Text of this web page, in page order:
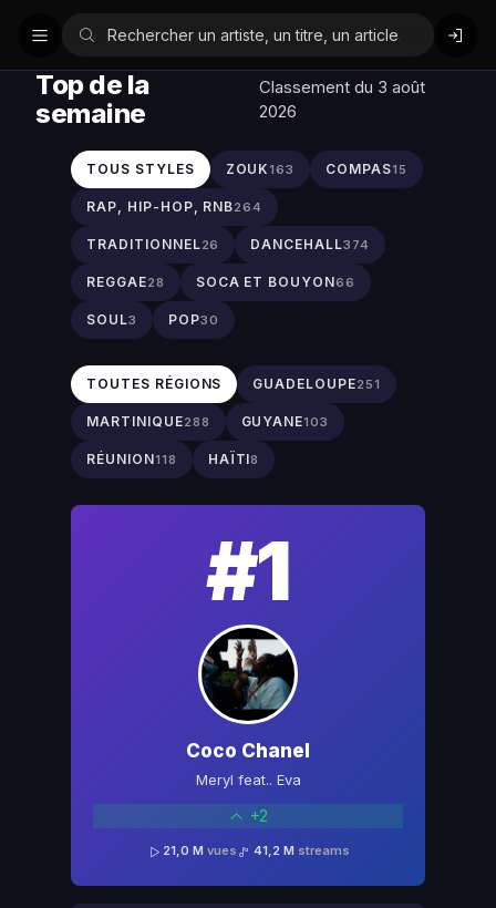
Top de la
semaine
Classement du 3 août
2026
TOUS STYLES ZOUK163 COMPAS15
RAP, HIP-HOP, RNB264
TRADITIONNEL26 DANCEHALL374
REGGAE28 SOCA ET BOUYON66
SOUL3 POP30
TOUTES RÉGIONS GUADELOUPE251
MARTINIQUE288 GUYANE103
RÉUNION118 HAÏTI8
#1
Coco Chanel
Meryl feat.. Eva
+2
21,0 M vues 41,2 M streams